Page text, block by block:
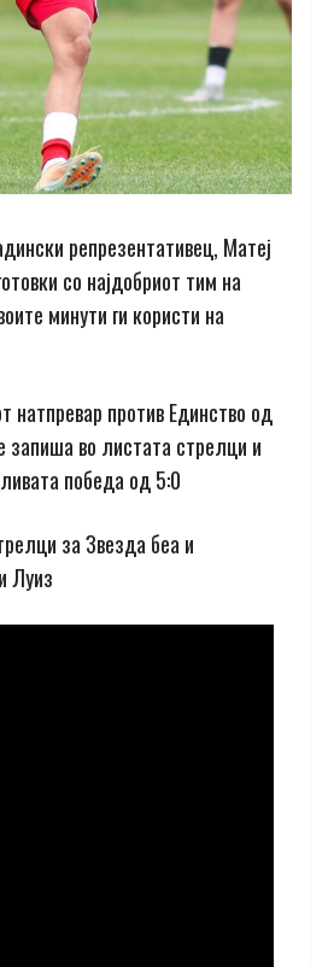
репрезентативец, Матеј
со најдобриот тим на
минути ги користи на
натпревар против Единство од
запиша во листата стрелци и
победа од 5:0
за Звезда беа и
Луиз